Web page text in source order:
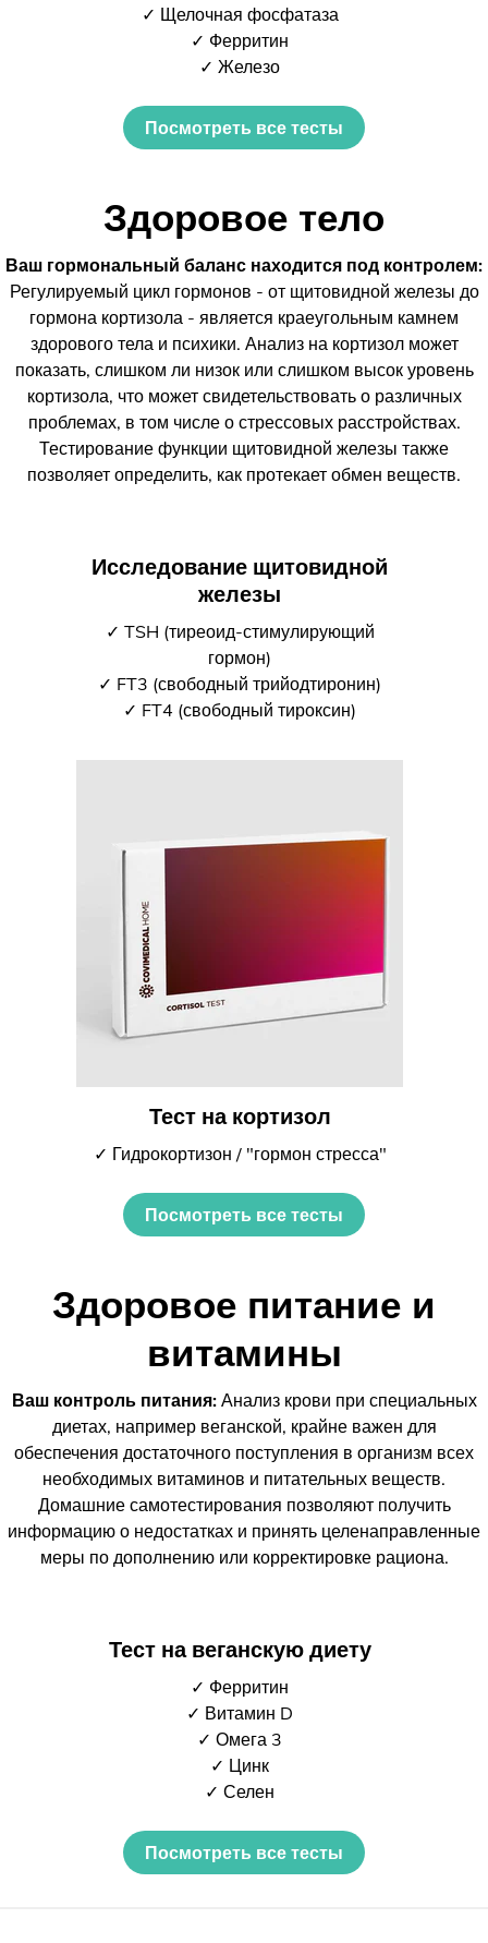
✓ Щелочная фосфатаза
✓ Ферритин
✓ Железо
Посмотреть все тесты
Здоровое тело
Ваш гормональный баланс находится под контролем:
Регулируемый цикл гормонов - от щитовидной железы до
гормона кортизола - является краеугольным камнем
здорового тела и психики. Анализ на кортизол может
показать, слишком ли низок или слишком высок уровень
кортизола, что может свидетельствовать о различных
проблемах, в том числе о стрессовых расстройствах.
Тестирование функции щитовидной железы также
позволяет определить, как протекает обмен веществ.
Исследование щитовидной
железы
✓ TSH (тиреоид-стимулирующий
гормон)
✓ FT3 (свободный трийодтиронин)
✓ FT4 (свободный тироксин)
Тест на кортизол
✓ Гидрокортизон / "гормон стресса"
Посмотреть все тесты
Здоровое питание и
витамины
Ваш контроль питания:Анализ крови при специальных
диетах, например веганской, крайне важен для
обеспечения достаточного поступления в организм всех
необходимых витаминов и питательных веществ.
Домашние самотестирования позволяют получить
информацию о недостатках и принять целенаправленные
меры по дополнению или корректировке рациона.
Тест на веганскую диету
✓ Ферритин
✓ Витамин D
✓ Омега 3
✓ Цинк
✓ Селен
Посмотреть все тесты